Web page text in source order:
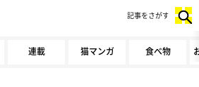
連載 猫マンガ 食べ物
記事をさがす